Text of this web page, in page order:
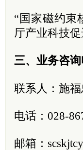
“国家磁约束
厅产业科技促
三、业务咨
联系人：施
电话：028-
邮箱：